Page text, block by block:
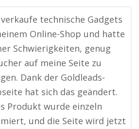
verkaufe technische Gadgets
Online-Shop und hatte
Schwierigkeiten, genug
auf meine Seite zu
Dank der Goldleads-
hat sich das geändert.
Produkt wurde einzeln
und die Seite wird jetzt